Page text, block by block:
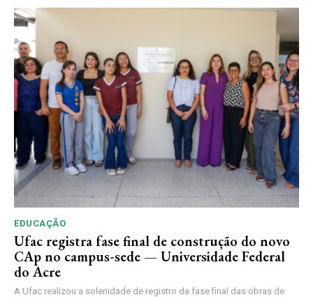
EDUCAÇÃO
Ufac registra fase final de construção do novo
CAp no campus-sede — Universidade Federal
do Acre
A Ufac realizou a solenidade de registro da fase final das obras de